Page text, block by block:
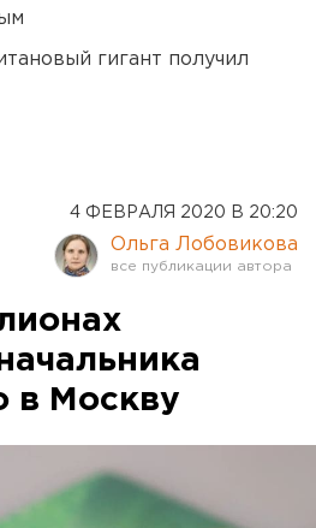
гигант получил
4 ФЕВРАЛЯ 2020 В 20:20
Ольга Лобовикова
Москву